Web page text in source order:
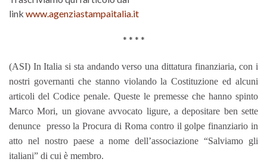
link www.agenziastampaitalia.it
* * * *
(ASI) In Italia si sta andando verso una dittatura finanziaria, con i
nostri governanti che stanno violando la Costituzione ed alcuni
articoli del Codice penale. Queste le premesse che hanno spinto
Marco Mori, un giovane avvocato ligure, a depositare ben sette
denunce presso la Procura di Roma contro il golpe finanziario in
atto nel nostro paese a nome dell’associazione “Salviamo gli
italiani” di cui è membro.